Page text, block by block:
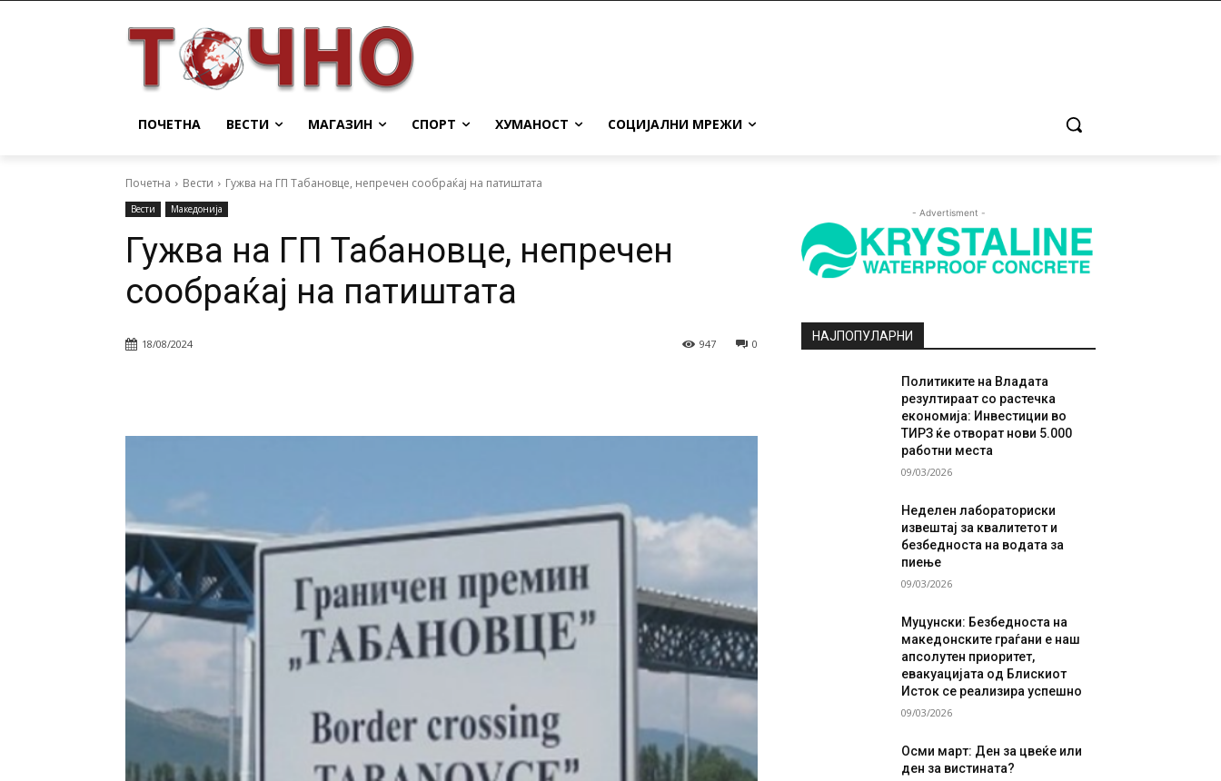
ПОЧЕТНА ВЕСТИ МАГАЗИН СПОРТ ХУМАНОСТ СОЦИЈАЛНИ МРЕЖИ
Почетна Вести Гужва на ГП Табановце, непречен сообраќај на патиштата
Вести Македонија
Гужва на ГП Табановце, непречен
сообраќај на патиштата
18/08/2024 0
947
- Advertisment -
НАЈПОПУЛАРНИ
Политиките на Владата
резултираат со растечка
економија: Инвестиции во
ТИРЗ ќе отворат нови 5.000
работни места
09/03/2026
Неделен лабораториски
извештај за квалитетот и
безбедноста на водата за
пиење
09/03/2026
Муцунски: Безбедноста на
македонските граѓани е наш
апсолутен приоритет,
евакуацијата од Блискиот
Исток се реализира успешно
09/03/2026
Осми март: Ден за цвеќе или
ден за вистината?